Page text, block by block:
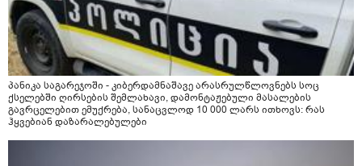
პანიკა საგარეჯოში - კიბერდამნაშავე არასრულწლოვნებს სოც
ქსელებში ღირსების შემლახავი, დამონტაჟებული მასალების
გავრცელებით ემუქრება, სანაცვლოდ 10 000 ლარს ითხოვს: რას
ჰყვებიან დაზარალებულები